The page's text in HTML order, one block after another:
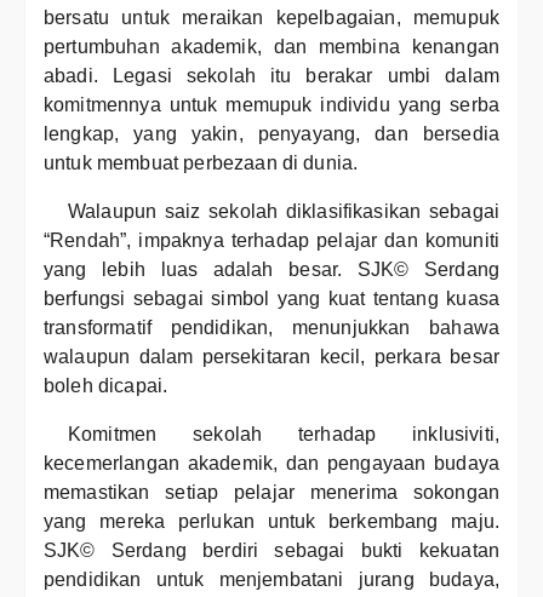
bersatu untuk meraikan kepelbagaian, memupuk
pertumbuhan akademik, dan membina kenangan
abadi. Legasi sekolah itu berakar umbi dalam
komitmennya untuk memupuk individu yang serba
lengkap, yang yakin, penyayang, dan bersedia
untuk membuat perbezaan di dunia.
Walaupun saiz sekolah diklasifikasikan sebagai
“Rendah”, impaknya terhadap pelajar dan komuniti
yang lebih luas adalah besar. SJK© Serdang
berfungsi sebagai simbol yang kuat tentang kuasa
transformatif pendidikan, menunjukkan bahawa
walaupun dalam persekitaran kecil, perkara besar
boleh dicapai.
Komitmen sekolah terhadap inklusiviti,
kecemerlangan akademik, dan pengayaan budaya
memastikan setiap pelajar menerima sokongan
yang mereka perlukan untuk berkembang maju.
SJK© Serdang berdiri sebagai bukti kekuatan
pendidikan untuk menjembatani jurang budaya,